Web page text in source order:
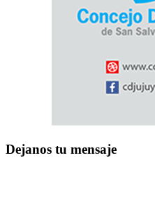
Dejanos tu mensaje